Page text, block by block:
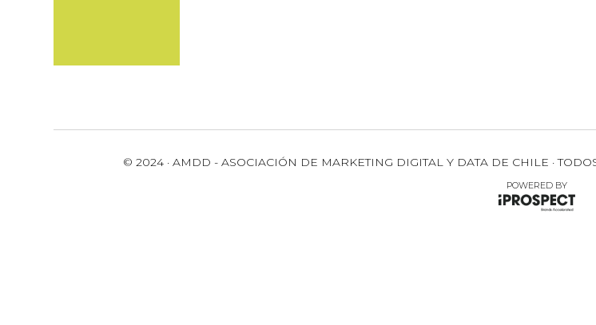
© 2024 · AMDD - ASOCIACIÓN DE MARKETING DIGITAL Y DATA DE CHILE ·
POWERED BY